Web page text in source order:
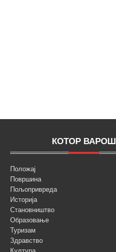
КОТОР ВАРОШ
Положај
Површина
Пољопривреда
Историја
Становништво
Образовање
Туризам
Здравство